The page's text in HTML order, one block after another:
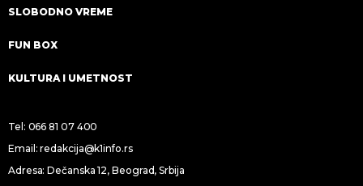
SLOBODNO VREME
FUN BOX
KULTURA I UMETNOST
Tel: 066 81 07 400
Email:redakcija@k1info.rs
Adresa: Dečanska 12, Beograd, Srbija